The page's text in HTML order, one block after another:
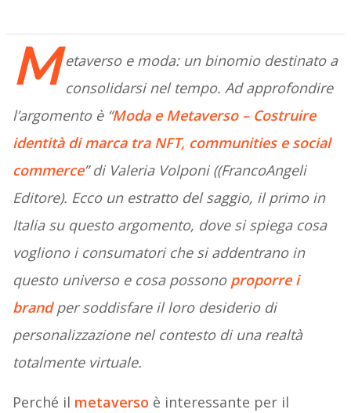
M etaverso e moda: un binomio destinato a
consolidarsi nel tempo. Ad approfondire
l’argomento è “Moda e Metaverso – Costruire
identità di marca tra NFT, communities e social
commerce” di Valeria Volponi ((FrancoAngeli
Editore). Ecco un estratto del saggio, il primo in
Italia su questo argomento, dove si spiega cosa
vogliono i consumatori che si addentrano in
questo universo e cosa possono proporre i
brandper soddisfare il loro desiderio di
personalizzazione nel contesto di una realtà
totalmente virtuale.
Perché il metaverso è interessante per il